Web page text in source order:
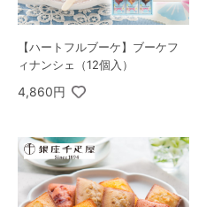
【ハートフルブーケ】ブーケフ
ィナンシェ（12個入）
4,860円